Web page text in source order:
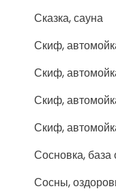
Сказка, сауна
Скиф,
Скиф,
Скиф,
Скиф,
Сосновка, база
Сосны,